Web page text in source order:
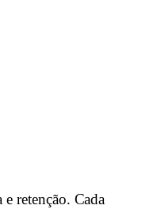
retenção. Cada